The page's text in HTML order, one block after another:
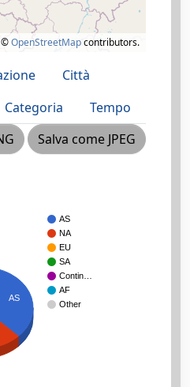
©OpenStreetMapcontributors.
Città
Categoria
Tempo
Salva come JPEG
AS
NA
EU
SA
Contin…
AF
Other
AS